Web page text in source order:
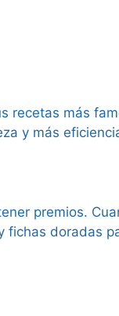
recetas más
y más
premios.
fichas doradas